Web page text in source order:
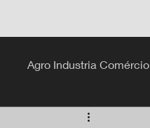
Agro Industria Comércio